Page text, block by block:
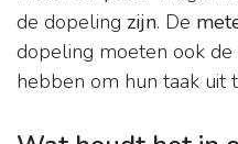
de dopeling zijn. De
dopeling moeten ook de
hebben om hun taak uit